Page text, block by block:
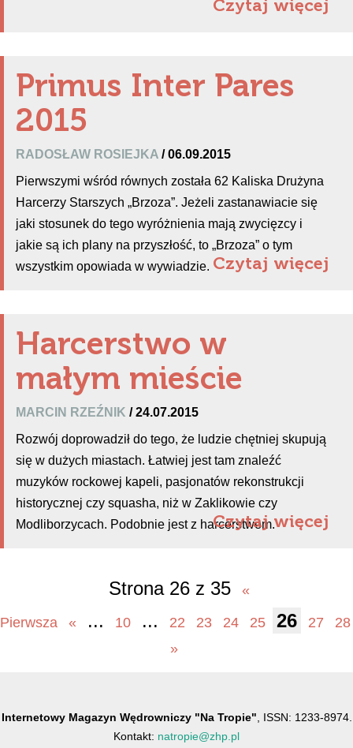
Czytaj więcej
Primus Inter Pares
2015
RADOSŁAW ROSIEJKA / 06.09.2015
Pierwszymi wśród równych została 62 Kaliska Drużyna
Harcerzy Starszych „Brzoza”. Jeżeli zastanawiacie się
jaki stosunek do tego wyróżnienia mają zwycięzcy i
jakie są ich plany na przyszłość, to „Brzoza” o tym
wszystkim opowiada w wywiadzie. Czytaj więcej
Harcerstwo w
małym mieście
MARCIN RZEŹNIK / 24.07.2015
Rozwój doprowadził do tego, że ludzie chętniej skupują
się w dużych miastach. Łatwiej jest tam znaleźć
muzyków rockowej kapeli, pasjonatów rekonstrukcji
historycznej czy squasha, niż w Zaklikowie czy
Modliborzycach. Podobnie jest z harcerstwem.
Czytaj więcej
Strona 26 z 35 «
Pierwsza « ... 10 ... 22 23 24 25 26 27
28
»
Internetowy Magazyn Wędrowniczy "Na Tropie" , ISSN: 1233-8974.
Kontakt: natropie@zhp.pl